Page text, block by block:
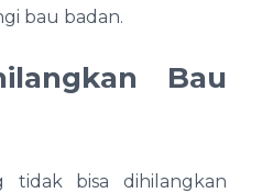
bau badan.
Bau
tidak bisa dihilangkan